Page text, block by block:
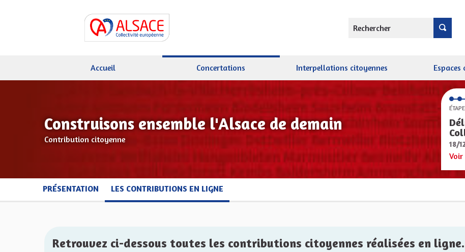
Rechercher
Accueil Concertations Interpellations citoyennes Espaces
Construisons ensemble l'Alsace de demain
Contribution citoyenne 18/
Voir
PRÉSENTATION LES CONTRIBUTIONS EN LIGNE
Retrouvez ci-dessous toutes les contributions citoyennes réalisées en